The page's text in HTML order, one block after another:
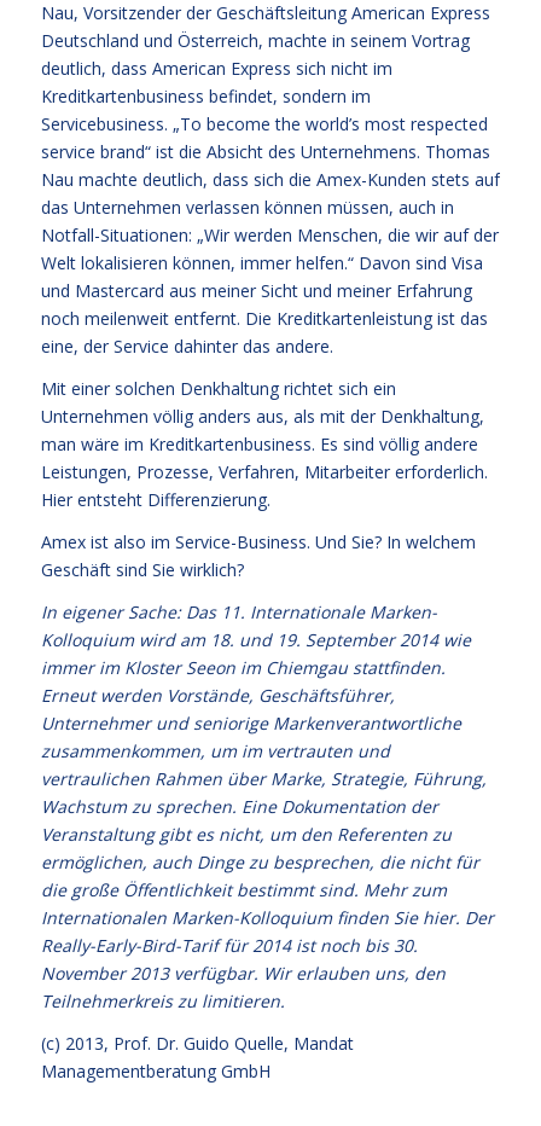
Nau, Vorsitzender der Geschäftsleitung American Express
Deutschland und Österreich, machte in seinem Vortrag
deutlich, dass American Express sich nicht im
Kreditkartenbusiness befindet, sondern im
Servicebusiness. „To become the world’s most respected
service brand“ ist die Absicht des Unternehmens. Thomas
Nau machte deutlich, dass sich die Amex-Kunden stets auf
das Unternehmen verlassen können müssen, auch in
Notfall-Situationen: „Wir werden Menschen, die wir auf der
Welt lokalisieren können, immer helfen.“ Davon sind Visa
und Mastercard aus meiner Sicht und meiner Erfahrung
noch meilenweit entfernt. Die Kreditkartenleistung ist das
eine, der Service dahinter das andere.
Mit einer solchen Denkhaltung richtet sich ein
Unternehmen völlig anders aus, als mit der Denkhaltung,
man wäre im Kreditkartenbusiness. Es sind völlig andere
Leistungen, Prozesse, Verfahren, Mitarbeiter erforderlich.
Hier entsteht Differenzierung.
Amex ist also im Service-Business. Und Sie? In welchem
Geschäft sind Sie wirklich?
In eigener Sache: Das 11. Internationale Marken-
Kolloquium wird am 18. und 19. September 2014 wie
immer im Kloster Seeon im Chiemgau stattfinden.
Erneut werden Vorstände, Geschäftsführer,
Unternehmer und seniorige Markenverantwortliche
zusammenkommen, um im vertrauten und
vertraulichen Rahmen über Marke, Strategie, Führung,
Wachstum zu sprechen. Eine Dokumentation der
Veranstaltung gibt es nicht, um den Referenten zu
ermöglichen, auch Dinge zu besprechen, die nicht für
die große Öffentlichkeit bestimmt sind. Mehr zum
Internationalen Marken-Kolloquium finden Sie hier. Der
Really-Early-Bird-Tarif für 2014 ist noch bis 30.
November 2013 verfügbar. Wir erlauben uns, den
Teilnehmerkreis zu limitieren.
(c) 2013, Prof. Dr. Guido Quelle, Mandat
Managementberatung GmbH